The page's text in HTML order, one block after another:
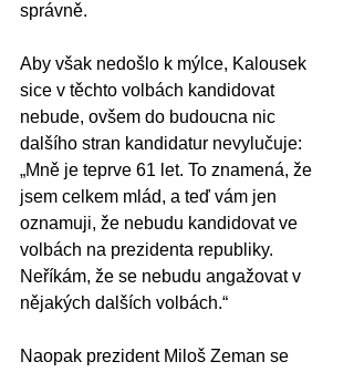
správně.
Aby však nedošlo k mýlce, Kalousek
sice v těchto volbách kandidovat
nebude, ovšem do budoucna nic
dalšího stran kandidatur nevylučuje:
„Mně je teprve 61 let. To znamená, že
jsem celkem mlád, a teď vám jen
oznamuji, že nebudu kandidovat ve
volbách na prezidenta republiky.
Neříkám, že se nebudu angažovat v
nějakých dalších volbách.“
Naopak prezident Miloš Zeman se